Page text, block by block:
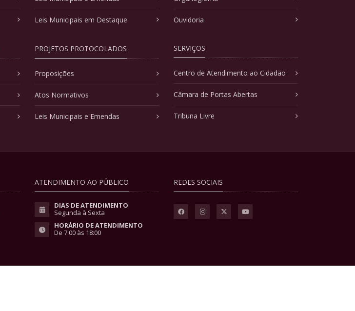
Leis Municipais em Destaque
PROJETOS PROTOCOLADOS
Proposições
Atos Normativos
Leis Municipais e Emendas
Ouvidoria
SERVIÇOS
Centro de Atendimento ao Cidadão
Câmara de Portas Abertas
Tribuna Livre
ATENDIMENTO AO PÚBLICO
DIAS DE ATENDIMENTO
Segunda à Sexta
HORÁRIO DE ATENDIMENTO
De 7:00 às 18:00
REDES SOCIAIS